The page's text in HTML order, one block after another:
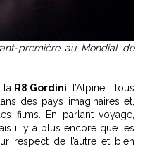
première au Mondial de
, la R8 Gordini , l’Alpine …Tous
des pays imaginaires et,
films. En parlant voyage,
il y a plus encore que les
respect de l’autre et bien